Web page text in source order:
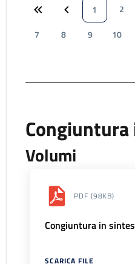
1 2
7
8 9 10
Volumi
PDF (98KB)
Congiuntura in
SCARICA FILE